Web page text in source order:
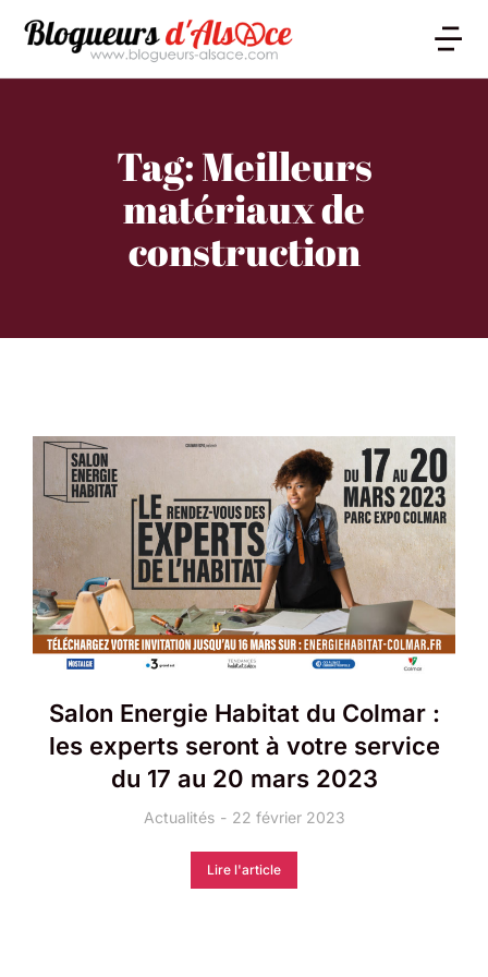
Tag: Meilleurs
matériaux de
construction
Salon Energie Habitat du Colmar :
les experts seront à votre service
du 17 au 20 mars 2023
Actualités 22 février 2023
Lire l'article